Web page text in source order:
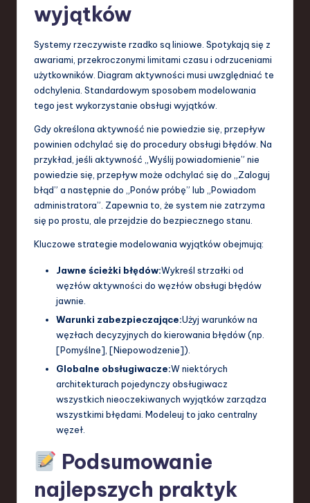
wyjątków
Systemy rzeczywiste rzadko są liniowe. Spotykają się z
awariami, przekroczonymi limitami czasu i odrzuceniami
użytkowników. Diagram aktywności musi uwzględniać te
odchylenia. Standardowym sposobem modelowania
tego jest wykorzystanie obsługi wyjątków.
Gdy określona aktywność nie powiedzie się, przepływ
powinien odchylać się do procedury obsługi błędów. Na
przykład, jeśli aktywność „Wyślij powiadomienie” nie
powiedzie się, przepływ może odchylać się do „Zaloguj
błąd” a następnie do „Ponów próbę” lub „Powiadom
administratora”. Zapewnia to, że system nie zatrzyma
się po prostu, ale przejdzie do bezpiecznego stanu.
Kluczowe strategie modelowania wyjątków obejmują:
Jawne ścieżki błędów:Wykreśl strzałki od
węzłów aktywności do węzłów obsługi błędów
jawnie.
Warunki zabezpieczające:Użyj warunków na
węzłach decyzyjnych do kierowania błędów (np.
[Pomyślne], [Niepowodzenie]).
Globalne obsługiwacze:W niektórych
architekturach pojedynczy obsługiwacz
wszystkich nieoczekiwanych wyjątków zarządza
wszystkimi błędami. Modeleuj to jako centralny
węzeł.
Podsumowanie
najlepszych praktyk